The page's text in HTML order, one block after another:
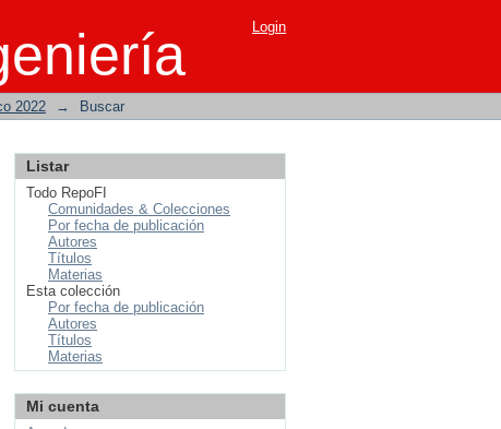
Login
2022 → Buscar
Listar
Todo RepoFI
Comunidades & Colecciones
Por fecha de publicación
Autores
Títulos
Materias
Esta colección
Por fecha de publicación
Autores
Títulos
Materias
Mi cuenta